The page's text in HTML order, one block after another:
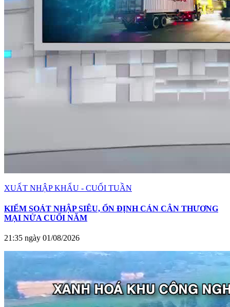
XUẤT NHẬP KHẨU - CUỐI TUẦN
KIỂM SOÁT NHẬP SIÊU, ỔN ĐỊNH CÁN CÂN THƯƠNG
MẠI NỬA CUỐI NĂM
21:35 ngày 01/08/2026